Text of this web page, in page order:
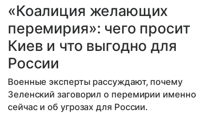
«Коалиция желающих
перемирия»: чего просит
Киев и что выгодно для
России
Военные эксперты рассуждают, почему
Зеленский заговорил о перемирии именно
сейчас и об угрозах для России.